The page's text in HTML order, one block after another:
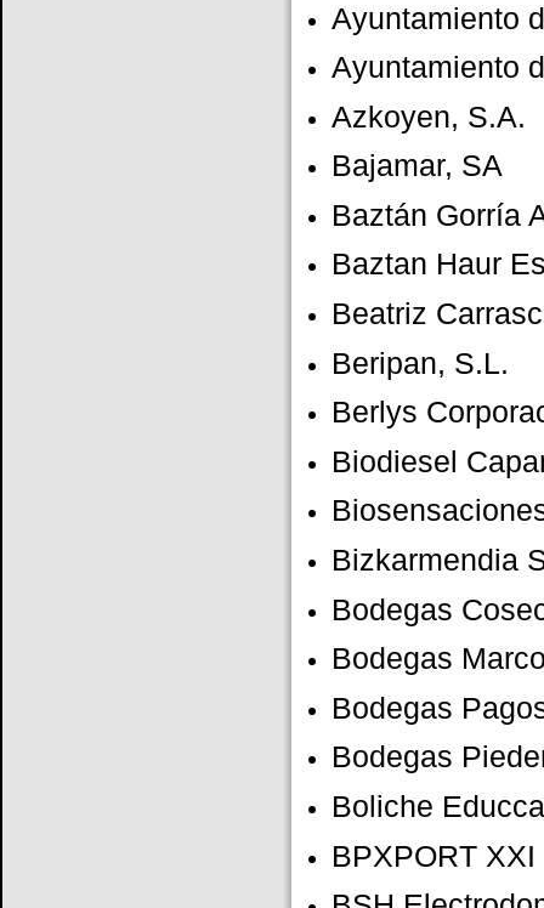
Ayuntamiento
Ayuntamiento
Azkoyen, S.A.
Bajamar, SA
Baztán Gorría
Baztan Haur
Beatriz
Beripan, S.L.
Berlys
Biodiesel
Bizkarmendia
Bodegas
Bodegas
Bodegas
Bodegas
Boliche
BPXPORT XXI